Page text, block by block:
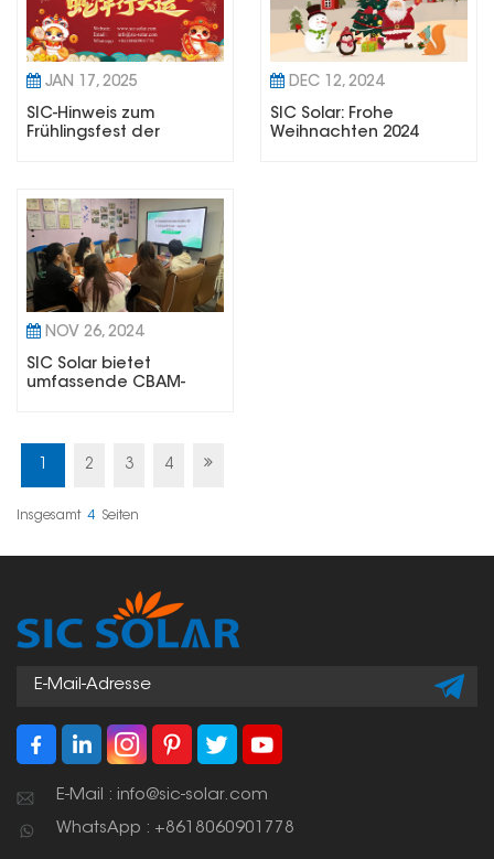
JAN 17, 2025
SIC-Hinweis zum
Frühlingsfest der
DEC 12, 2024
SIC Solar: Frohe
Weihnachten 2024
NOV 26, 2024
SIC Solar bietet
umfassende CBAM-
1 2 3 4
Insgesamt 4 Seiten
E-Mail : info@sic-solar.com
WhatsApp : +8618060901778